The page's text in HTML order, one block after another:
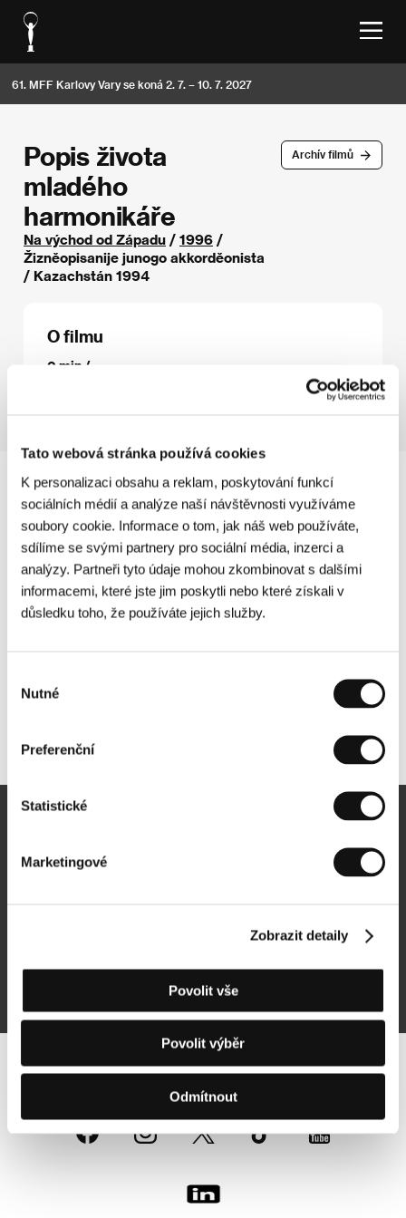
Tato webová stránka používá cookies
K personalizaci obsahu a reklam, poskytování funkcí
sociálních médií a analýze naší návštěvnosti využíváme
soubory cookie. Informace o tom, jak náš web používáte,
sdílíme se svými partnery pro sociální média, inzerci a
analýzy. Partneři tyto údaje mohou zkombinovat s dalšími
informacemi, které jste jim poskytli nebo které získali v
důsledku toho, že používáte jejich služby.
souhlasu
Nutné
Preferenční
Statistické
Marketingové
Zobrazit detaily
Povolit vše
Povolit výběr
Odmítnout
61. MFF Karlovy Vary se koná 2. 7. – 10. 7. 2027
Archív filmů
Popis života
mladého
harmonikáře
Na východ od Západu / 1996 /
Žizněopisanije junogo akkorděonista
/ Kazachstán 1994
O filmu
0 min /
Přihlásit se k odběru
Přihlášením souhlasím sezpracováním osobních údajů
Sledujte nás na síti: